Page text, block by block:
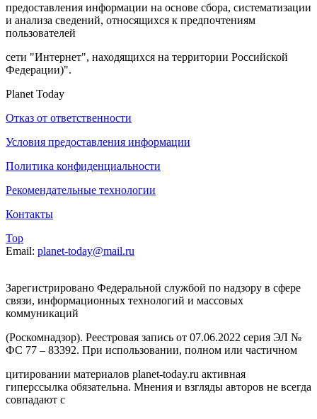
предоставления информации на основе сбора, систематизации
и анализа сведений, относящихся к предпочтениям
пользователей
сети "Интернет", находящихся на территории Российской
Федерации)".
Planet Today
Отказ от ответственности
Условия предоставления информации
Политика конфиденциальности
Рекомендательные технологии
Контакты
Top
Email: planet-today@mail.ru
Зарегистрировано Федеральной службой по надзору в сфере
связи, информационных технологий и массовых
коммуникаций
(Роскомнадзор). Реестровая запись от 07.06.2022 серия ЭЛ №
ФС 77 – 83392. При использовании, полном или частичном
цитировании материалов planet-today.ru активная
гиперссылка обязательна. Мнения и взгляды авторов не всегда
совпадают с